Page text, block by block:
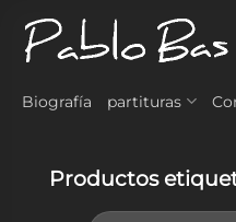
contenido
Biografía partituras
Productos